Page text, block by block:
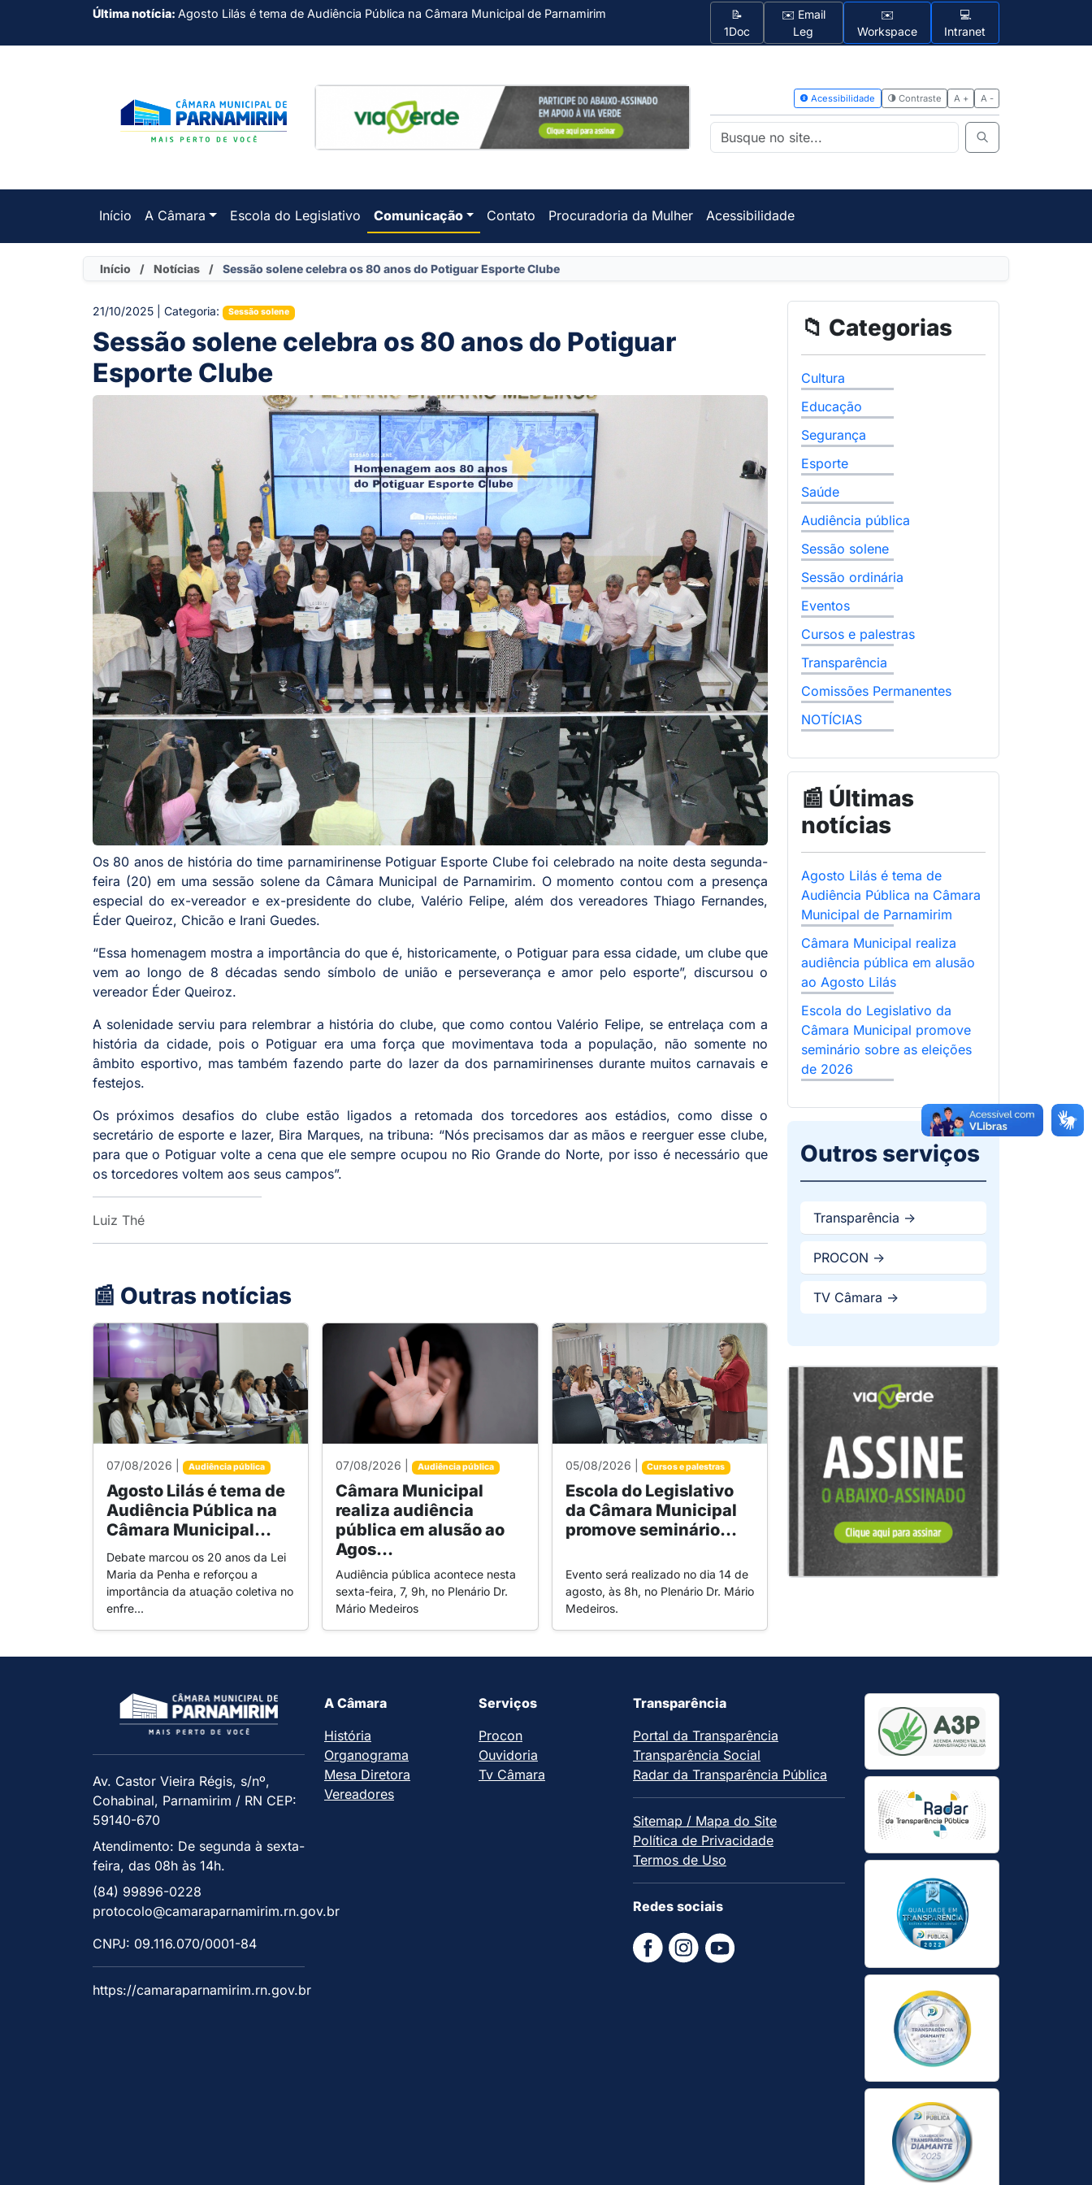
Última notícia: Agosto Lilás é tema de Audiência Pública na Câmara Municipal de Parnamirim
📝
1Doc
✉️ Email
Leg
✉️
Workspace
💻
Intranet
Início A Câmara Escola do Legislativo Comunicação Contato Procuradoria da Mulher Acessibilidade
Início / Notícias / Sessão solene celebra os 80 anos do Potiguar Esporte Clube
21/10/2025 | Categoria: Sessão solene
Sessão solene celebra os 80 anos do Potiguar
Esporte Clube
Os 80 anos de história do time parnamirinense Potiguar Esporte Clube foi celebrado na noite desta segunda-
feira (20) em uma sessão solene da Câmara Municipal de Parnamirim. O momento contou com a presença
especial do ex-vereador e ex-presidente do clube, Valério Felipe, além dos vereadores Thiago Fernandes,
Éder Queiroz, Chicão e Irani Guedes.
“Essa homenagem mostra a importância do que é, historicamente, o Potiguar para essa cidade, um clube que
vem ao longo de 8 décadas sendo símbolo de união e perseverança e amor pelo esporte”, discursou o
vereador Éder Queiroz.
A solenidade serviu para relembrar a história do clube, que como contou Valério Felipe, se entrelaça com a
história da cidade, pois o Potiguar era uma força que movimentava toda a população, não somente no
âmbito esportivo, mas também fazendo parte do lazer da dos parnamirinenses durante muitos carnavais e
festejos.
Os próximos desafios do clube estão ligados a retomada dos torcedores aos estádios, como disse o
secretário de esporte e lazer, Bira Marques, na tribuna: “Nós precisamos dar as mãos e reerguer esse clube,
para que o Potiguar volte a cena que ele sempre ocupou no Rio Grande do Norte, por isso é necessário que
os torcedores voltem aos seus campos”.
Luiz Thé
📰 Outras notícias
07/08/2026 | Audiência pública
Agosto Lilás é tema de
Audiência Pública na
Câmara Municipal...
Debate marcou os 20 anos da Lei
Maria da Penha e reforçou a
importância da atuação coletiva no
enfre...
07/08/2026 | Audiência pública
Câmara Municipal
realiza audiência
pública em alusão ao
Agos...
Audiência pública acontece nesta
sexta-feira, 7, 9h, no Plenário Dr.
Mário Medeiros
05/08/2026 | Cursos e palestras
Escola do Legislativo
da Câmara Municipal
promove seminário...
Evento será realizado no dia 14 de
agosto, às 8h, no Plenário Dr. Mário
Medeiros.
📁 Categorias
Cultura
Educação
Segurança
Esporte
Saúde
Audiência pública
Sessão solene
Sessão ordinária
Eventos
Cursos e palestras
Transparência
Comissões Permanentes
NOTÍCIAS
📰 Últimas
notícias
Agosto Lilás é tema de
Audiência Pública na Câmara
Municipal de Parnamirim
Câmara Municipal realiza
audiência pública em alusão
ao Agosto Lilás
Escola do Legislativo da
Câmara Municipal promove
seminário sobre as eleições
de 2026
Outros serviços
Transparência ->
PROCON ->
TV Câmara ->
Av. Castor Vieira Régis, s/nº,
Cohabinal, Parnamirim / RN CEP:
59140-670
Atendimento: De segunda à sexta-
feira, das 08h às 14h.
(84) 99896-0228
protocolo@camaraparnamirim.rn.gov.br
CNPJ: 09.116.070/0001-84
https://camaraparnamirim.rn.gov.br
A Câmara
História
Organograma
Mesa Diretora
Vereadores
Serviços
Procon
Ouvidoria
Tv Câmara
Transparência
Portal da Transparência
Transparência Social
Radar da Transparência Pública
Sitemap / Mapa do Site
Política de Privacidade
Termos de Uso
Redes sociais